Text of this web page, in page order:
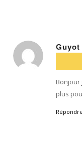
Guyot
:
Bonjour
plus
Répondre